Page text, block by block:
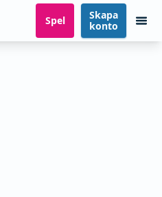
Spel
Skapa
konto